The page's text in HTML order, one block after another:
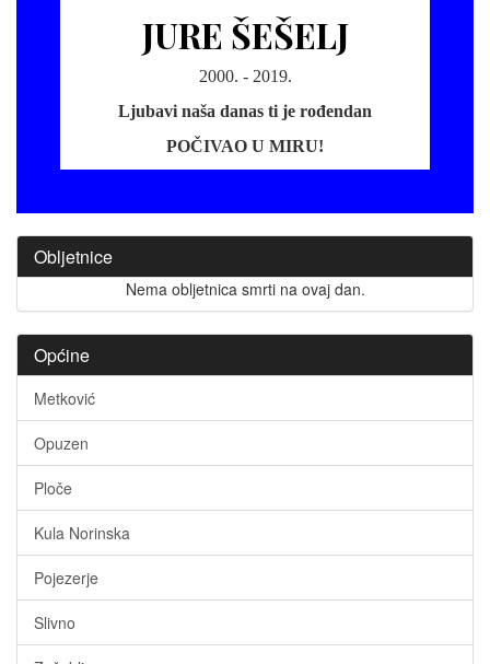
JURE ŠEŠELJ
2000. - 2019.
Ljubavi naša danas ti je rođendan
POČIVAO U MIRU!
Obljetnice
Nema obljetnica smrti na ovaj dan.
Općine
Metković
Opuzen
Ploče
Kula Norinska
Pojezerje
Slivno